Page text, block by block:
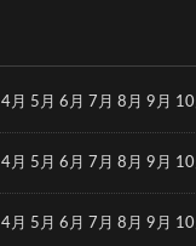
4月 5月 6月 7月 8月 9月 10
4月 5月 6月 7月 8月 9月 10
4月 5月 6月 7月 8月 9月 10